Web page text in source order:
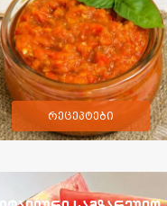
რეცეპტები